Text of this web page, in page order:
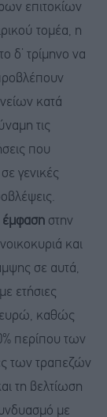
επιτοκίων
τομέα, η
δ’ τρίμηνο να
κατά
τις
που
γενικές
έμφαση στην
και
σε αυτά,
ετήσιες
ευρώ, καθώς
περίπου των
των τραπεζών
τη βελτίωση
με